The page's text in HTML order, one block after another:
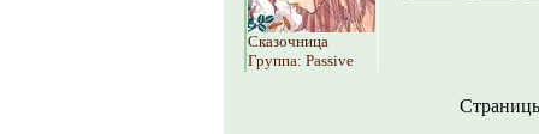
Сказочница
Группа: Passive